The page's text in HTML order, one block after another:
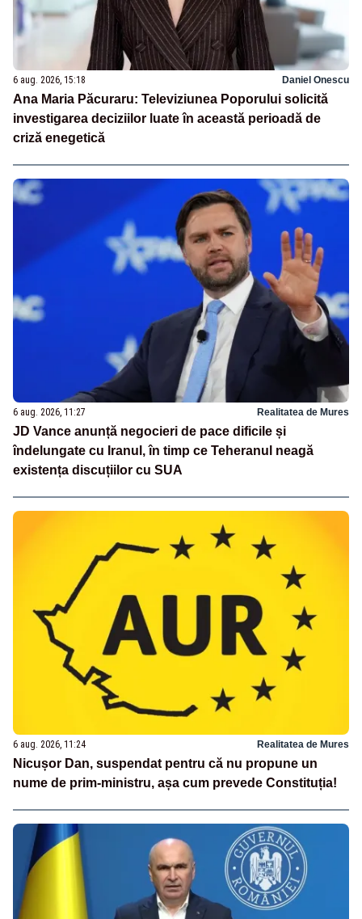
6 aug. 2026, 15:18 Daniel Onescu
Ana Maria Păcuraru: Televiziunea Poporului solicită
investigarea deciziilor luate în această perioadă de
criză enegetică
6 aug. 2026, 11:27 Realitatea de Mures
JD Vance anunță negocieri de pace dificile și
îndelungate cu Iranul, în timp ce Teheranul neagă
existența discuțiilor cu SUA
6 aug. 2026, 11:24 Realitatea de Mures
Nicușor Dan, suspendat pentru că nu propune un
nume de prim-ministru, așa cum prevede Constituția!